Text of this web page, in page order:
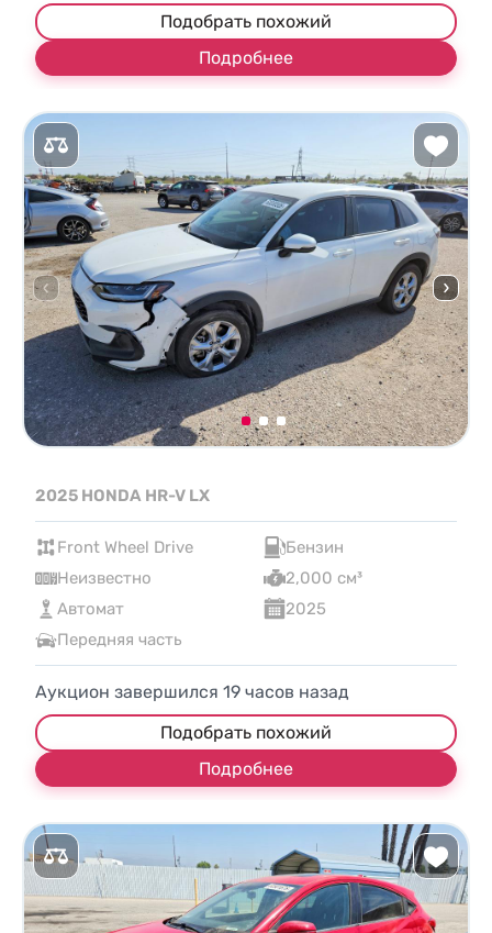
Подобрать похожий
Подробнее
2025 HONDA HR-V LX
Front Wheel Drive
Бензин
Неизвестно
2,000 см³
Автомат
2025
Передняя часть
Аукцион завершился 19 часов назад
Подобрать похожий
Подробнее